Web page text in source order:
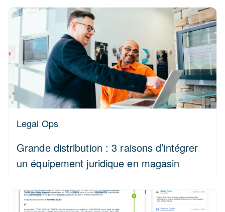
Legal Ops
Grande distribution : 3 raisons d’intégrer
un équipement juridique en magasin